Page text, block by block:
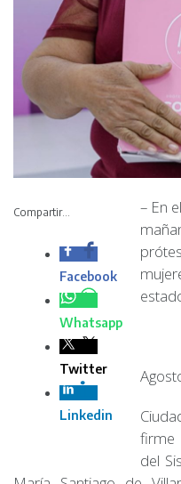
seis municipios del estado
Agosto 24 de 2023
Ciudad Victoria,